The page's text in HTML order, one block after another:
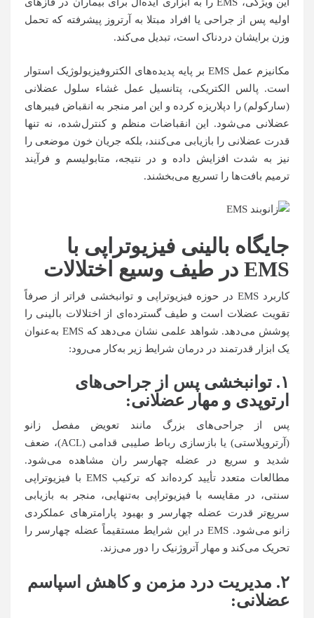
اولیه پس از جراحی یا افراد مبتلا به آرتروز پیشرفته که تحمل
وزن برایشان دردناک است، تبدیل می‌کند.
مکانیزم عمل EMS بر پایه پدیده‌های الکتروفیزیولوژیک استوار
است. پالس الکتریکی، پتانسیل عمل غشاء سلول عضلانی
(سارکولم) را دپلاریزه کرده و این امر منجر به انقباض فیبرهای
عضلانی می‌شود. این انقباضات منظم و کنترل‌شده، نه تنها
قدرت عضلانی را بازیابی می‌کنند، بلکه جریان خون موضعی را
نیز به شدت افزایش داده و در نتیجه، متابولیسم و فرآیند
ترمیم بافت‌ها را تسریع می‌بخشند.
جایگاه بالینی فیزیوتراپی با
EMS در طیف وسیع اختلالات
کاربرد EMS در حوزه فیزیوتراپی و توانبخشی فراتر از صرفاً
تقویت عضلات است و طیف گسترده‌ای از اختلالات بالینی را
پوشش می‌دهد. شواهد علمی نشان می‌دهد که EMS به‌عنوان
یک ابزار قدرتمند در درمان شرایط زیر به‌کار می‌رود:
۱. توانبخشی پس از جراحی‌های
ارتوپدی و مهار عضلانی:
پس از جراحی‌های بزرگ مانند تعویض مفصل زانو
(آرتروپلاستی) یا بازسازی رباط صلیبی قدامی (ACL)، ضعف
شدید و سریع در عضله چهارسر ران مشاهده می‌شود.
مطالعات متعدد تأیید کرده‌اند که ترکیب EMS با فیزیوتراپی
سنتی، در مقایسه با فیزیوتراپی به‌تنهایی، منجر به بازیابی
سریع‌تر قدرت عضله چهارسر و بهبود پارامترهای عملکردی
زانو می‌شود. EMS در این شرایط مستقیماً عضله چهارسر را
تحریک می‌کند و مهار آتروژنیک را دور می‌زند.
۲. مدیریت درد مزمن و کاهش اسپاسم
عضلانی: